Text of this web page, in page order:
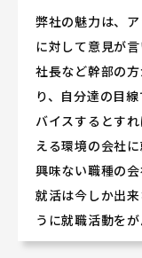
弊社の魅力は、
に対して意見が
社長など幹部の
り、自分達の目
バイスするとす
える環境の会社
興味ない職種の
就活は今しか出
うに就職活動をが